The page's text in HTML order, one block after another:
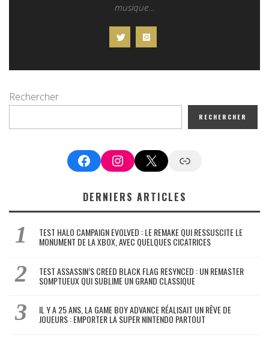
musique...
Rechercher
RECHERCHER
FacebookInstagram
X Google News
DERNIERS ARTICLES
TEST HALO CAMPAIGN EVOLVED : LE REMAKE QUI RESSUSCITE LE
MONUMENT DE LA XBOX, AVEC QUELQUES CICATRICES
TEST ASSASSIN’S CREED BLACK FLAG RESYNCED : UN REMASTER
SOMPTUEUX QUI SUBLIME UN GRAND CLASSIQUE
IL Y A 25 ANS, LA GAME BOY ADVANCE RÉALISAIT UN RÊVE DE
JOUEURS : EMPORTER LA SUPER NINTENDO PARTOUT